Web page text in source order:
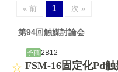
« 前 1 次 »
第94回触媒討論会
予稿 2B12
FSM-16固定化Pd